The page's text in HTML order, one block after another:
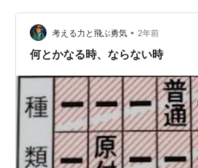
ーダー 21:00） 土日祝 10：30～22
ー 21:30) HPより転載…
考える力と飛ぶ勇気 • 2年前
何とかなる時、ならない時